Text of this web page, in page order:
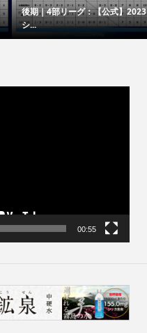
後期｜4部リーグ：【公式】2023
シ...
00:55